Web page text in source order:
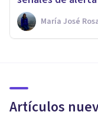
María José
Artículos